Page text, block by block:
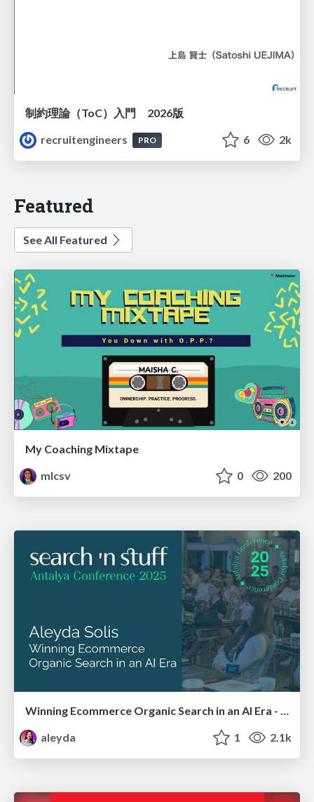
制約理論（ToC）入門 2026版
recruitengineers
PRO 6 2k
Featured
See All Featured
My Coaching Mixtape
mlcsv
0 200
Winning Ecommerce Organic Search in an AI Era - #searchnstuff2025
aleyda
1 2.1k